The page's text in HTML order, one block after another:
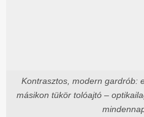
Kontrasztos, modern gardrób:
másikon tükör tolóajtó –